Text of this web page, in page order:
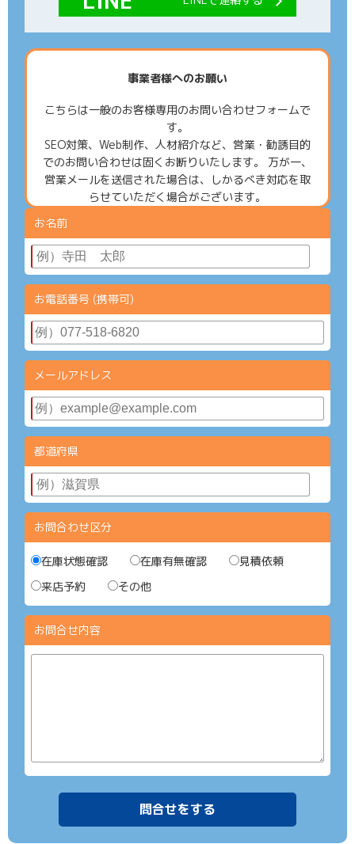
事業者様へのお願い
こちらは一般のお客様専用のお問い合わせフォームで
す。
SEO対策、Web制作、人材紹介など、営業・勧誘目的
でのお問い合わせは固くお断りいたします。 万が一、
営業メールを送信された場合は、しかるべき対応を取
らせていただく場合がございます。
お名前
お電話番号 (携帯可)
メールアドレス
都道府県
お問合わせ区分
在庫状態確認 在庫有無確認
見積依頼
来店予約
その他
お問合せ内容